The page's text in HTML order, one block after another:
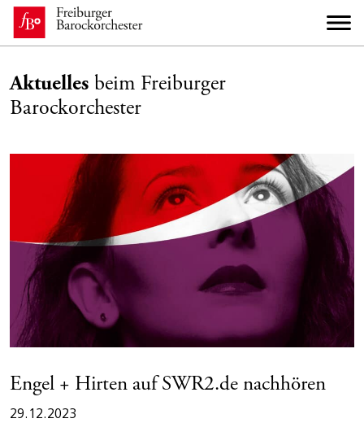
Aktuelles beim Freiburger
Barockorchester
Engel + Hirten auf SWR2.de nachhören
29.12.2023